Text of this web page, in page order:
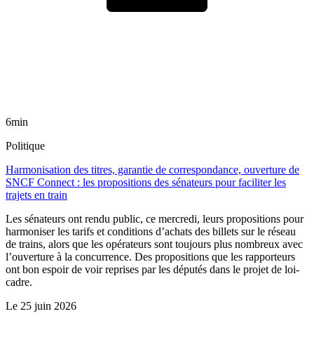
6min
Politique
Harmonisation des titres, garantie de correspondance, ouverture de
SNCF Connect : les propositions des sénateurs pour faciliter les
trajets en train
Les sénateurs ont rendu public, ce mercredi, leurs propositions pour
harmoniser les tarifs et conditions d’achats des billets sur le réseau
de trains, alors que les opérateurs sont toujours plus nombreux avec
l’ouverture à la concurrence. Des propositions que les rapporteurs
ont bon espoir de voir reprises par les députés dans le projet de loi-
cadre.
Le 25 juin 2026